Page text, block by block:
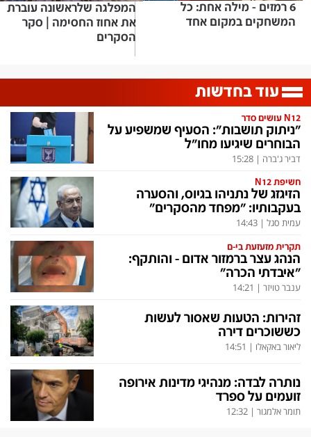
6 רמזים - מילה אחת: כל
המשחקים במקום אחד
המפלגה שלראשונה עוברת
את אחוז החסימה | סקר
הסקרים
עוד בחדשות
N12 עושים סדר
"ניתוק תושבות": הסעיף שמשפיע על
הבוחרים שיגיעו מחו"ל
דביר ג'ברה |
15:28
חשיפת N12
הזיגזג של נתניהו בגיוס, והסערה
בעקבותיו: "מפחד מהסקרים"
עמית סגל |
14:43
תקרית מזעזעת בי-ם
הנהג עצר ברמזור אדום - והותקף:
"איבדתי הכרה"
ענבר טויזר |
14:21
זהירות: הטעות שאסור לעשות
כששוכרים דירה
ליאור באקאלו |
14:51
נותרה לבדה: מנהיגי מדינות אירופה
זועמים על ספרד
תומר אלמגור |
12:32